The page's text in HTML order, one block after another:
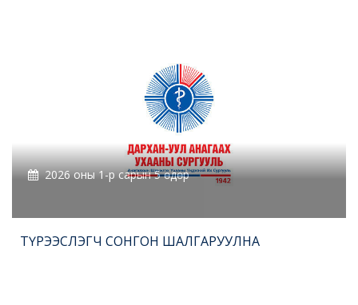
2026 оны 1-р сарын 5 өдөр
ТҮРЭЭСЛЭГЧ СОНГОН ШАЛГАРУУЛНА